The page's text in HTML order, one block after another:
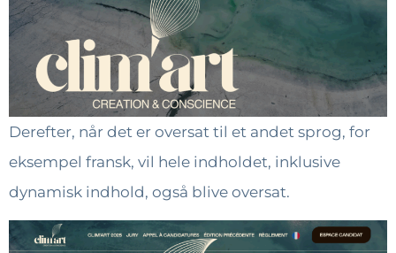
Derefter, når det er oversat til et andet sprog, for
eksempel fransk, vil hele indholdet, inklusive
dynamisk indhold, også blive oversat.